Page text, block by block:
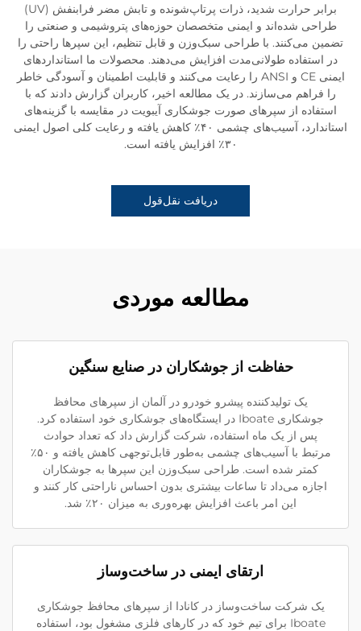
برابر حرارت شدید، ذرات پرتاپ‌شونده و تابش مضر فرابنفش (UV)
طراحی شده‌اند و ایمنی متخصصان حوزه‌های پتروشیمی و صنعتی را
تضمین می‌کنند. با طراحی سبک‌وزن و قابل تنظیم، این سپرها راحتی را
در استفاده طولانی‌مدت افزایش می‌دهند. محصولات ما استانداردهای
ایمنی CE و ANSI را رعایت می‌کنند و قابلیت اطمینان و آسودگی خاطر
را فراهم می‌سازند. در یک مطالعه اخیر، کاربران گزارش دادند که با
استفاده از سپرهای صورت جوشکاری آیبویت در مقایسه با گزینه‌های
استاندارد، آسیب‌های چشمی ۴۰٪ کاهش یافته و رعایت کلی اصول ایمنی
۳۰٪ افزایش یافته است.
دریافت نقل‌قول
مطالعه موردی
حفاظت از جوشکاران در صنایع سنگین
یک تولیدکننده پیشرو خودرو در آلمان از سپر‌های محافظ
جوشکاری Iboate در ایستگاه‌های جوشکاری خود استفاده کرد.
پس از یک ماه استفاده، شرکت گزارش داد که تعداد حوادث
مرتبط با آسیب‌های چشمی به‌طور قابل‌توجهی کاهش یافته و ۵۰٪
کمتر شده است. طراحی سبک‌وزن این سپرها به جوشکاران
اجازه می‌داد تا ساعات بیشتری بدون احساس ناراحتی کار کنند و
این امر باعث افزایش بهره‌وری به میزان ۲۰٪ شد.
ارتقای ایمنی در ساخت‌وساز
یک شرکت ساخت‌وساز در کانادا از سپر‌های محافظ جوشکاری
Iboate برای تیم خود که در کارهای فلزی مشغول بود، استفاده